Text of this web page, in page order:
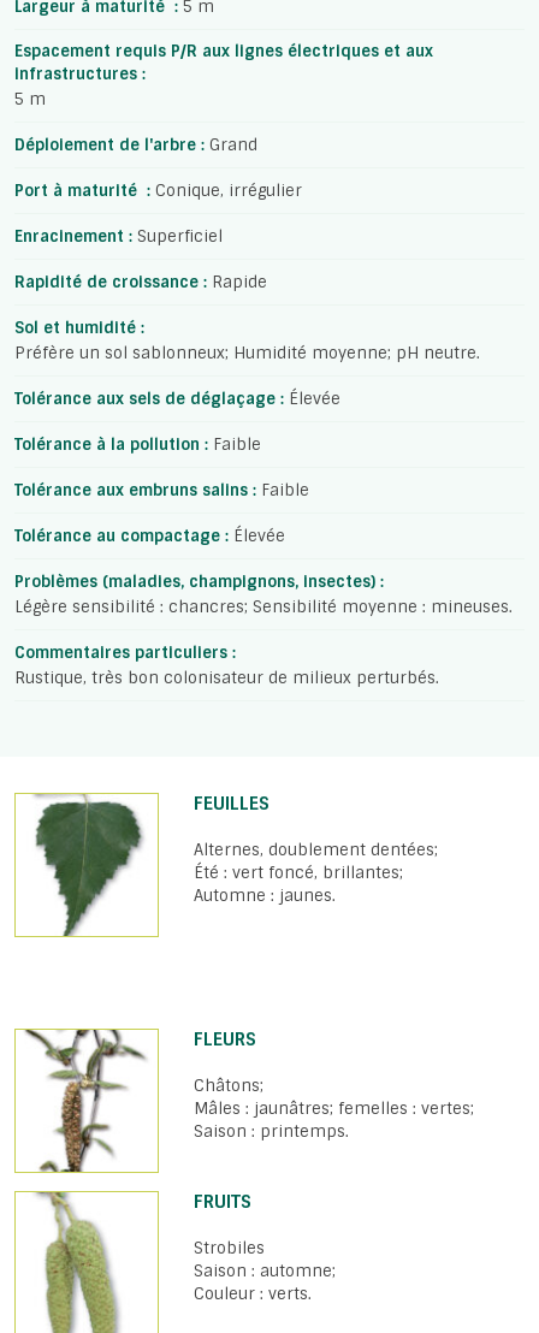
Largeur à maturité : 5 m
Espacement requis P/R aux lignes électriques et aux
infrastructures :
5 m
Déploiement de l'arbre : Grand
Port à maturité : Conique, irrégulier
Enracinement : Superficiel
Rapidité de croissance : Rapide
Sol et humidité :
Préfère un sol sablonneux; Humidité moyenne; pH neutre.
Tolérance aux sels de déglaçage : Élevée
Tolérance à la pollution : Faible
Tolérance aux embruns salins : Faible
Tolérance au compactage : Élevée
Problèmes (maladies, champignons, insectes) :
Légère sensibilité : chancres; Sensibilité moyenne : mineuses.
Commentaires particuliers :
Rustique, très bon colonisateur de milieux perturbés.
FEUILLES
Alternes, doublement dentées;
Été : vert foncé, brillantes;
Automne : jaunes.
FLEURS
Châtons;
Mâles : jaunâtres; femelles : vertes;
Saison : printemps.
FRUITS
Strobiles
Saison : automne;
Couleur : verts.